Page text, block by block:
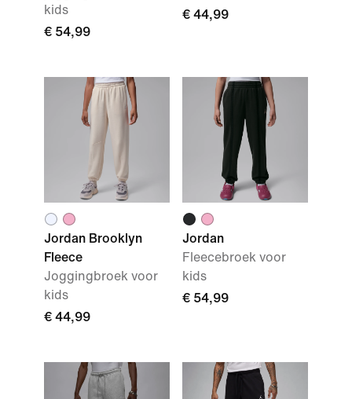
kids
€ 54,99
€ 44,99
Jordan Brooklyn
Fleece
Joggingbroek voor
kids
€ 44,99
Jordan
Fleecebroek voor
kids
€ 54,99